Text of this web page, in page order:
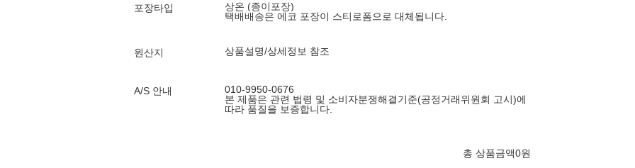
포장타입
상온 (종이포장)
택배배송은 에코 포장이 스티로폼으로 대체됩니다.
원산지 상품설명/상세정보 참조
A/S 안내
010-9950-0676
본 제품은 관련 법령 및 소비자분쟁해결기준(공정거래위원회 고시)에
따라 품질을 보증합니다.
총 상품금액0원